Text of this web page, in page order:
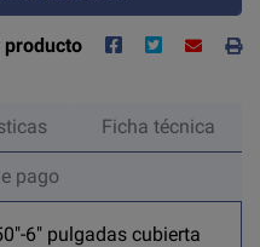
Ficha técnica
pago
6" pulgadas cubierta